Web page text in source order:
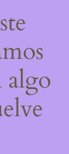
algo